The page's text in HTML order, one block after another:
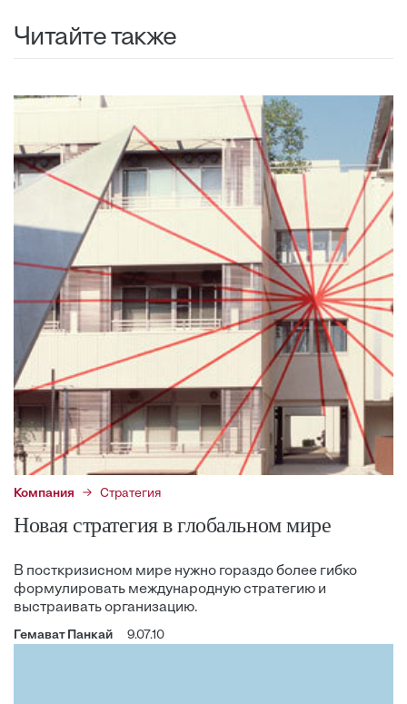
Читайте также
Компания Стратегия
Новая стратегия в глобальном мире
В посткризисном мире нужно гораздо более гибко
формулировать международную стратегию и
выстраивать организацию.
Гемават Панкай 9.07.10